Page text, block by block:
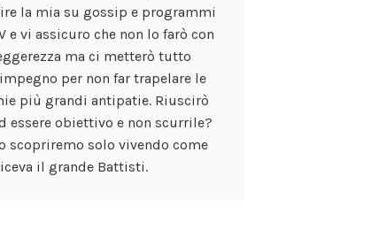
la mia su gossip e programmi
e vi assicuro che non lo farò con
ma ci metterò tutto
per non far trapelare le
più grandi antipatie. Riuscirò
essere obiettivo e non scurrile?
scopriremo solo vivendo come
il grande Battisti.